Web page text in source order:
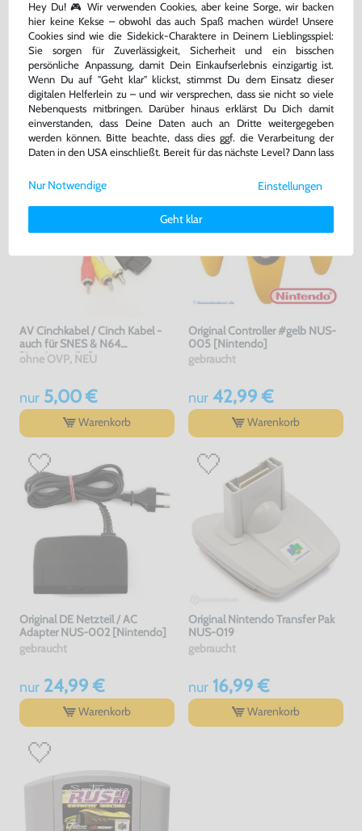
nur18,99 €
Warenkorb
nur29,99 €
Warenkorb
DAS HABEN ANDERE DAZU
GEKAUFT
AV Cinchkabel / Cinch Kabel -
auch für SNES & N64
[Dritthersteller]
ohne OVP, NEU
nur5,00 €
Warenkorb
Original Controller #gelb NUS-
005 [Nintendo]
gebraucht
nur42,99 €
Warenkorb
Original DE Netzteil / AC
Adapter NUS-002 [Nintendo]
gebraucht
nur24,99 €
Warenkorb
Original Nintendo Transfer Pak
NUS-019
gebraucht
nur16,99 €
Warenkorb
Hey Du! 🎮 Wir verwenden Cookies, aber keine Sorge, wir backen
hier keine Kekse – obwohl das auch Spaß machen würde! Unsere
Cookies sind wie die Sidekick-Charaktere in Deinem Lieblingsspiel:
Sie sorgen für Zuverlässigkeit, Sicherheit und ein bisschen
persönliche Anpassung, damit Dein Einkaufserlebnis einzigartig ist.
Wenn Du auf "Geht klar" klickst, stimmst Du dem Einsatz dieser
digitalen Helferlein zu – und wir versprechen, dass sie nicht so viele
Nebenquests mitbringen. Darüber hinaus erklärst Du Dich damit
einverstanden, dass Deine Daten auch an Dritte weitergegeben
werden können. Bitte beachte, dass dies ggf. die Verarbeitung der
Daten in den USA einschließt. Bereit für das nächste Level? Dann lass
Weitere Informationen zu den von uns verwendeten Cookies und
Deinen Rechten als Nutzer findest Du in unsererDaten­schutz­
Impressum.
Einstellungen
Geht klar
Nur Notwendige